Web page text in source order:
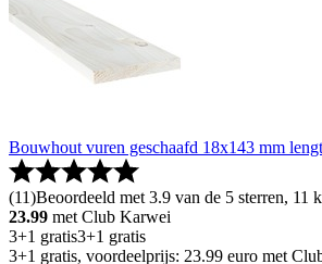
Bouwhout vuren geschaafd 18x143 mm
(11)Beoordeeld met 3.9 van de 5 sterren, 11
23.99 met Club Karwei
3+1 gratis3+1 gratis
3+1 gratis, voordeelprijs: 23.99 euro met